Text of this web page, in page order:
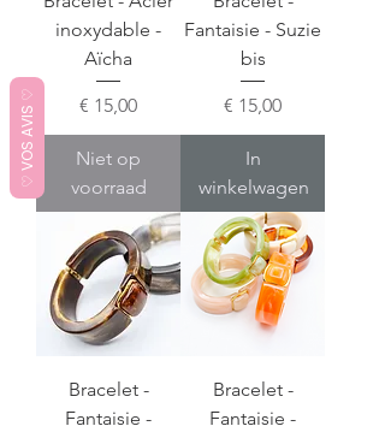
inoxydable -
Aïcha
Prijs
€ 15,00
Niet op
voorraad
Fantaisie - Suzie
bis
Prijs
€ 15,00
In
winkelwagen
Bracelet -
Fantaisie -
Bracelet -
Fantaisie -
♡ VOS AVIS ♡